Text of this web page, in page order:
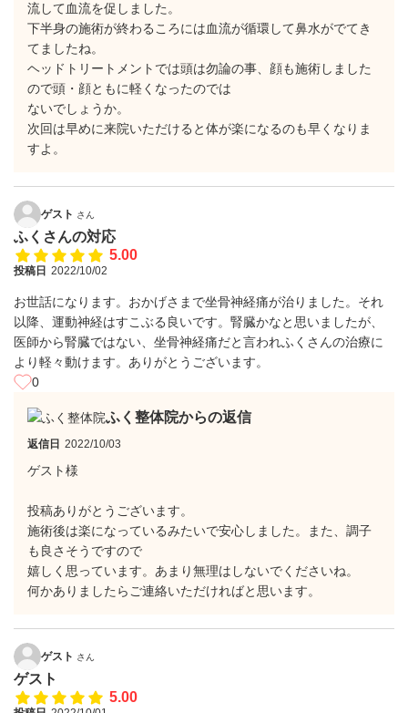
流して血流を促しました。
下半身の施術が終わるころには血流が循環して鼻水がでてき
てましたね。
ヘッドトリートメントでは頭は勿論の事、顔も施術しました
ので頭・顔ともに軽くなったのでは
ないでしょうか。
次回は早めに来院いただけると体が楽になるのも早くなりま
すよ。
ゲスト さん
ふくさんの対応
5.00
投稿日 2022/10/02
お世話になります。おかげさまで坐骨神経痛が治りました。それ
以降、運動神経はすこぶる良いです。腎臓かなと思いましたが、
医師から腎臓ではない、坐骨神経痛だと言われふくさんの治療に
より軽々動けます。ありがとうございます。
0
ふく整体院からの返信
返信日 2022/10/03
ゲスト様
投稿ありがとうございます。
施術後は楽になっているみたいで安心しました。また、調子
も良さそうですので
嬉しく思っています。あまり無理はしないでくださいね。
何かありましたらご連絡いただければと思います。
ゲスト さん
ゲスト
5.00